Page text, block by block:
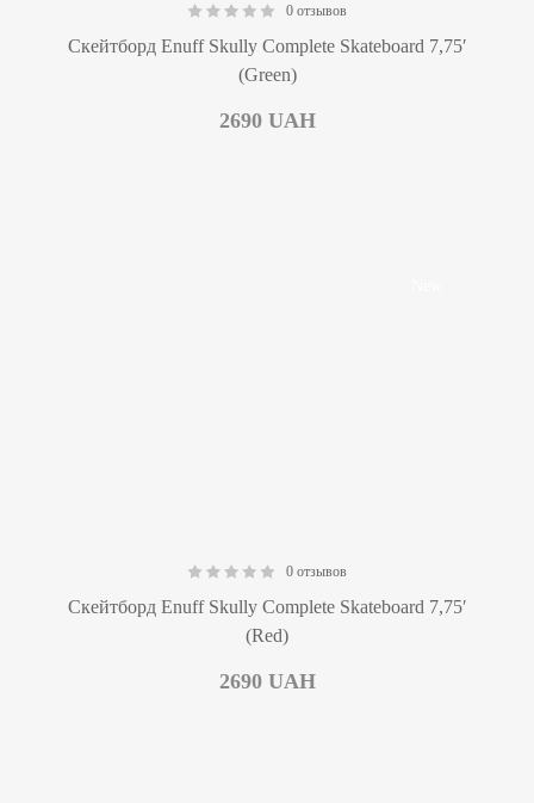
0 отзывов
Скейтборд Enuff Skully Complete Skateboard 7,75′
(Green)
2690 UAH
0 отзывов
Скейтборд Enuff Skully Complete Skateboard 7,75′
(Red)
2690 UAH